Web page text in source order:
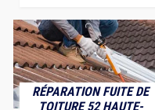
RÉPARATION FUITE DE
TOITURE 52 HAUTE-